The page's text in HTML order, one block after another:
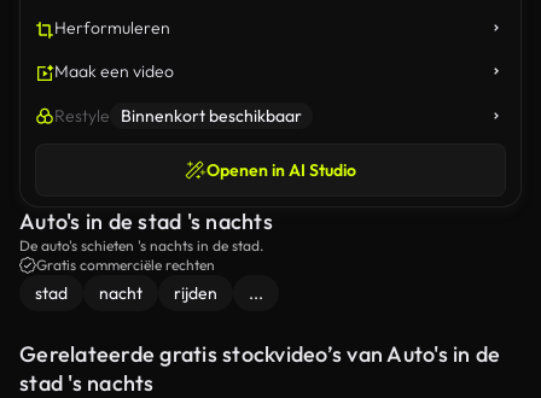
Herformuleren
Maak een video
Restyle Binnenkort beschikbaar
Openen in AI Studio
Auto's in de stad 's nachts
De auto's schieten 's nachts in de stad.
Gratis commerciële rechten
stad nacht rijden ...
Gerelateerde gratis stockvideo’s van Auto's in de
stad 's nachts